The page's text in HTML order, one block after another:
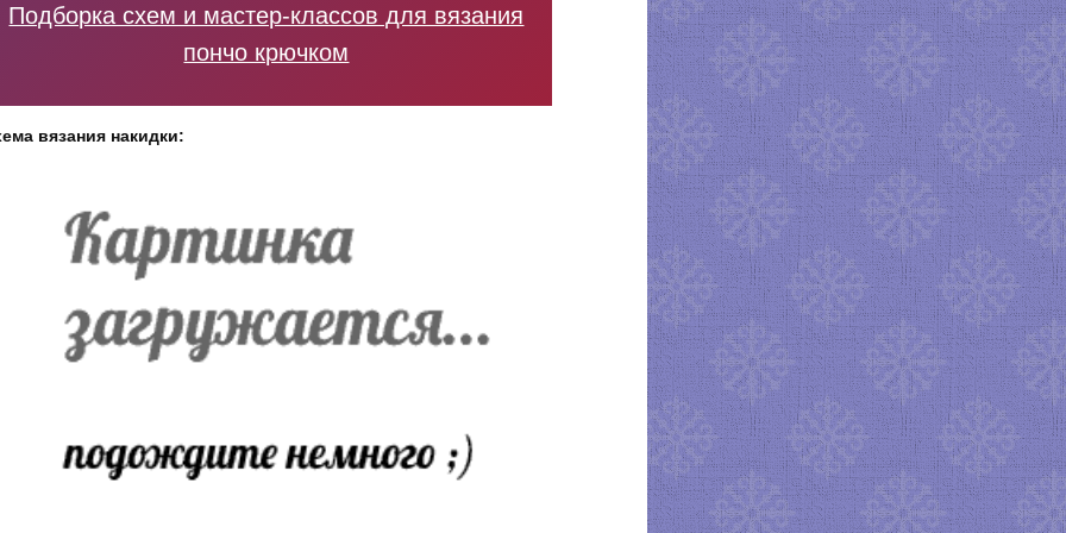
Подборка схем и мастер-классов для вязания
пончо крючком
вязания накидки: